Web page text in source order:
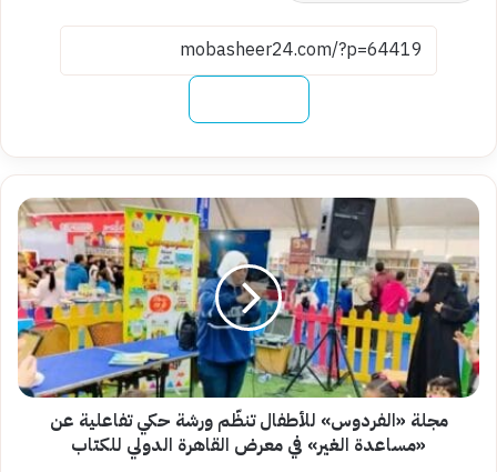
مجلة
«الفردوس»
للأطفال
تنظّم
ورشة
حكي
تفاعلية
عن
«مساعدة
الغير»مجلة «الفردوس» للأطفال تنظّم ورشة حكي تفاعلية عن
«مساعدة الغير» في معرض القاهرة الدولي للكتاب